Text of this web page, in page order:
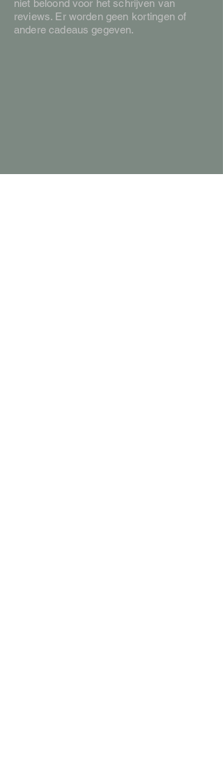
niet beloond voor het schrijven van
reviews. Er worden geen kortingen of
andere cadeaus gegeven.